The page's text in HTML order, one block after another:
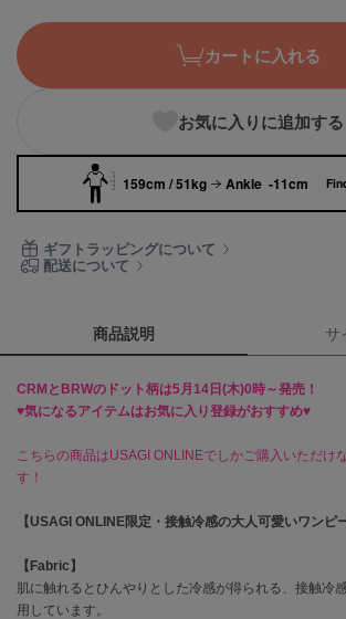
Barbour
バブアー
Beyond Closet
Calvin Klein
カルバン・クライン
CELFORD
セルフォード
クラークス
コードエー
コール ハーン
CONVERSE
コンバース
カートに入れる
お気に入りに追加する
159cm / 51kg Ankle -11cm
ギフトラッピングについて
配送について
商品説明 サ
CRMとBRWのドット柄は5月14日(木)0時～発売！
♥気になるアイテムはお気に入り登録がおすすめ♥
こちらの商品はUSAGI ONLINEでしかご購入いただけ
す！
【USAGI ONLINE限定・接触冷感の大人可愛いワンピ
【Fabric】
肌に触れるとひんやりとした冷感が得られる、接触冷
用しています。